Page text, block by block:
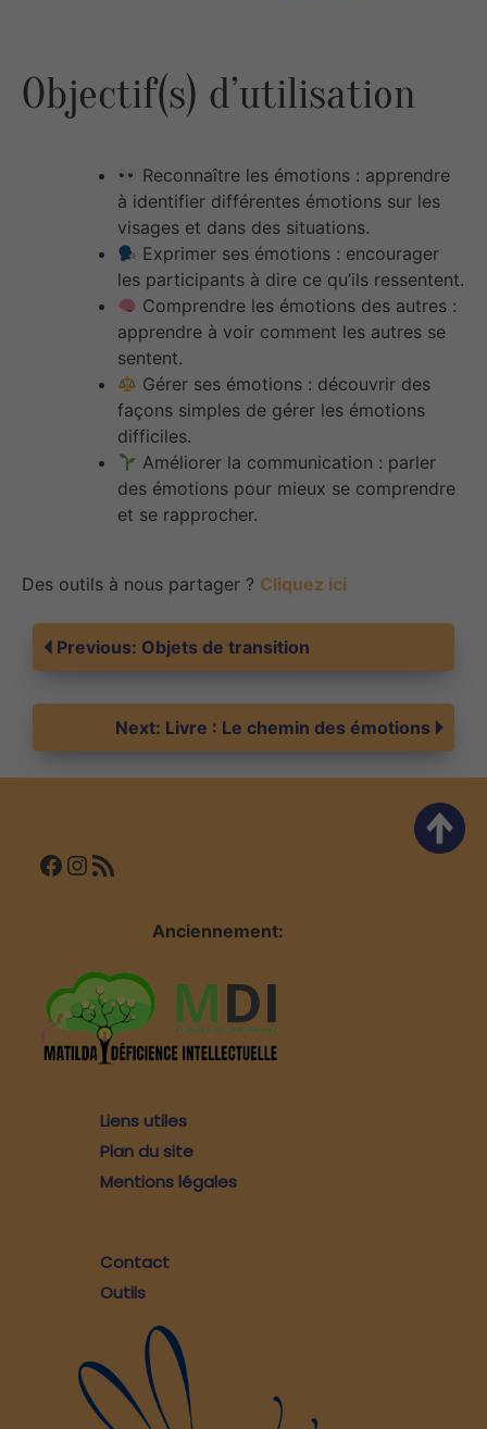
Objectif(s) d’utilisation
Reconnaître les émotions : apprendre
à identifier différentes émotions sur les
visages et dans des situations.
Exprimer ses émotions : encourager
les participants à dire ce qu’ils ressentent.
Comprendre les émotions des autres :
apprendre à voir comment les autres se
sentent.
Gérer ses émotions : découvrir des
façons simples de gérer les émotions
difficiles.
Améliorer la communication : parler
des émotions pour mieux se comprendre
et se rapprocher.
Des outils à nous partager ? Cliquez ici
Navigation
de
l’article
Previous: Objets de transition
Next: Livre : Le chemin des émotions
Facebook InstagramFlux RSS
Anciennement:
Liens utiles
Plan du site
Mentions légales
Contact
Outils